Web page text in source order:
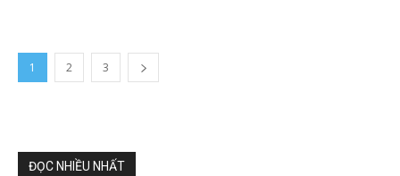
1 2 3
ĐỌC NHIỀU NHẤT